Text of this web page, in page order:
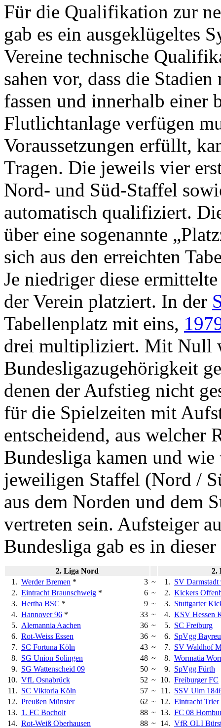
Für die Qualifikation zur
gab es ein ausgeklügeltes
Vereine technische
sahen vor, dass die
fassen und innerhalb einer
Flutlichtanlage verfügen
Voraussetzungen erfüllt,
Tragen. Die jeweils vier
Nord- und Süd-Staffel
automatisch qualifiziert.
über eine sogenannte
sich aus den erreichten
Je niedriger diese
der Verein platziert. In der
Tabellenplatz mit eins,
drei multipliziert. Mit Null
Bundesligazugehörigkeit
denen der Aufstieg nicht
für die Spielzeiten mit
entscheidend, aus welcher
Bundesliga kamen und
jeweiligen Staffel (Nord /
aus dem Norden und dem
vertreten sein. Aufsteiger
Bundesliga gab es in
2. Liga Nord
2.
1. Werder Bremen * 3 ~ 1. SV Darmstadt
2. Eintracht Braunschweig * 6 ~ 2. Kickers
3. Hertha BSC * 9 ~ 3. Stuttgarter
4. Hannover 96 * 33 ~ 4. KSV Hessen
5. Alemannia Aachen 36 ~ 5. SC Freiburg
6. Rot-Weiss Essen 36 ~ 6. SpVgg
7. SC Fortuna Köln 43 ~ 7. SV Waldhof
8. SG Union Solingen 48 ~ 8. Wormatia
9. SG Wattenscheid 09 50 ~ 9. SpVgg Fürth
10. VfL Osnabrück 52 ~ 10. Freiburger FC
11. SC Viktoria Köln 57 ~ 11. SSV Ulm
12. Preußen Münster 62 ~ 12. Eintracht Trier
13. 1. FC Bocholt 88 ~ 13. FC 08
14. Rot-Weiß Oberhausen 88 ~ 14. VfR OLI